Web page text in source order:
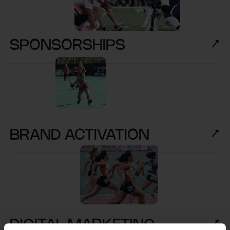
SPONSORSHIPS
BRAND ACTIVATION
DIGITAL MARKETING